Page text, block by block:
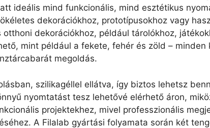
ideális mind funkcionális, mind esztétikus
dekorációkhoz, prototípusokhoz vagy
dekorációkhoz, például tárolókhoz,
mint például a fekete, fehér és zöld –
megoldás.
szilikagéllel ellátva, így biztos lehetsz
nyomtatást tesz lehetővé elérhető áron,
projektekhez, mivel professzionális
A Filalab gyártási folyamata során két